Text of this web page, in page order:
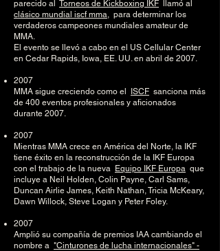
parecido al Torneos de Kickboxing IKF
llamó al
clásico mundial iscf mma, para determinar los
verdaderos campeones mundiales amateur de
MMA.
El evento se llevó a cabo en el US Cellular Center
en Cedar Rapids, Iowa, EE. UU. en abril de 2007.
2007
MMA sigue creciendo como el
ISCF sanciona más
de 400 eventos profesionales y aficionados
durante 2007.
2007
Mientras MMA crece en América del Norte, la IKF
tiene éxito en la reconstrucción de la IKF Europa
con el trabajo de la nueva Equipo IKF Europa que
incluye a Neil Holden, Colin Payne, Carl Sams,
Duncan Airlie James, Keith Nathan, Tricia McKeary,
Dawn Willock, Steve Logan y Peter Foley.
2007
Amplió su compañía de premios IAA cambiando el
nombre a "Cinturones de lucha internacionales" -